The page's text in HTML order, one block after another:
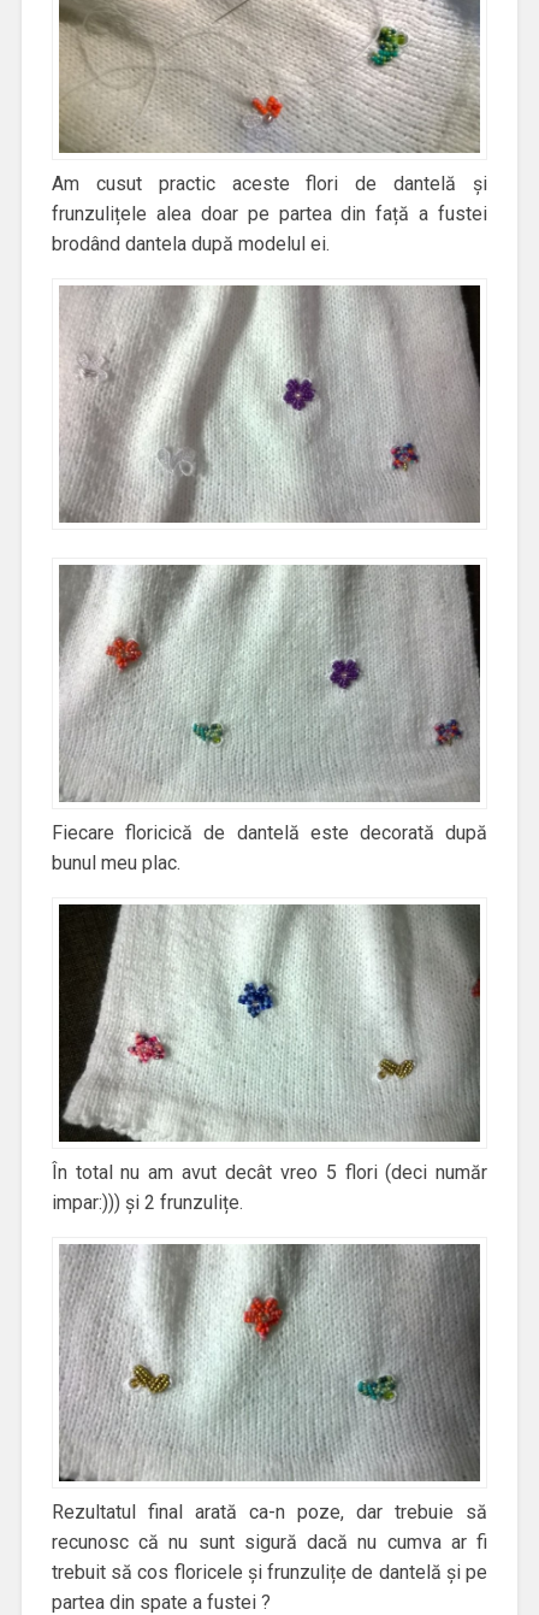
Am cusut practic aceste flori de dantelă și
frunzulițele alea doar pe partea din față a fustei
brodând dantela după modelul ei.
Fiecare floricică de dantelă este decorată după
bunul meu plac.
În total nu am avut decât vreo 5 flori (deci număr
impar:))) și 2 frunzulițe.
Rezultatul final arată ca-n poze, dar trebuie să
recunosc că nu sunt sigură dacă nu cumva ar fi
trebuit să cos floricele și frunzulițe de dantelă și pe
partea din spate a fustei ?